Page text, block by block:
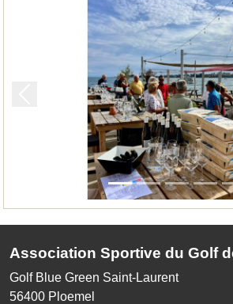
Association Sportive du Golf
Golf Blue Green Saint-Laurent
56400 Ploemel